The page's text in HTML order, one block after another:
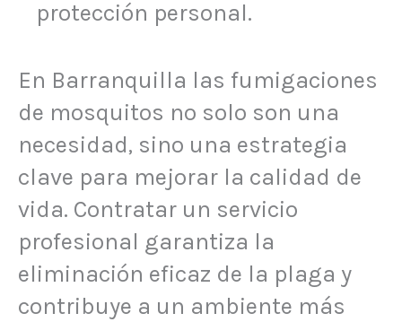
protección personal.
En Barranquilla las fumigaciones
de mosquitos no solo son una
necesidad, sino una estrategia
clave para mejorar la calidad de
vida. Contratar un servicio
profesional garantiza la
eliminación eficaz de la plaga y
contribuye a un ambiente más